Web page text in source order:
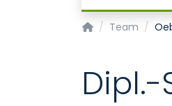
Klinik für
Team
Dipl.-